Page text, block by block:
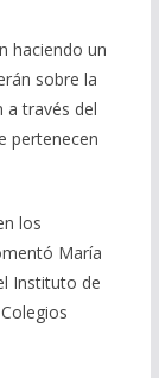
haciendo un
sobre la
a través del
pertenecen
los
María
Instituto de